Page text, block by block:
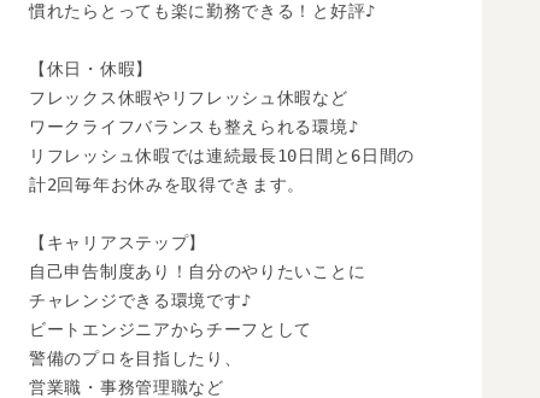
慣れたらとっても楽に勤務できる！と好評♪
【休日・休暇】
フレックス休暇やリフレッシュ休暇など
ワークライフバランスも整えられる環境♪
リフレッシュ休暇では連続最長10日間と6日間の
計2回毎年お休みを取得できます。
【キャリアステップ】
自己申告制度あり！自分のやりたいことに
チャレンジできる環境です♪
ビートエンジニアからチーフとして
警備のプロを目指したり、
営業職・事務管理職など